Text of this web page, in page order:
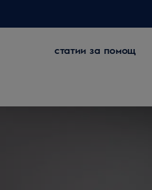
статии за помощ